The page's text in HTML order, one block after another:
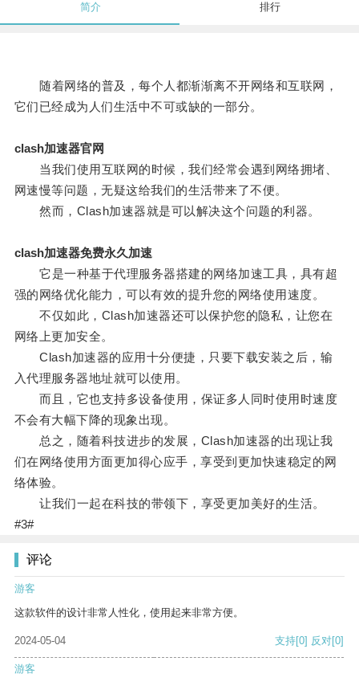
简介 排行
随着网络的普及，每个人都渐渐离不开网络和互联网，
它们已经成为人们生活中不可或缺的一部分。
clash加速器官网
当我们使用互联网的时候，我们经常会遇到网络拥堵、
网速慢等问题，无疑这给我们的生活带来了不便。
然而，Clash加速器就是可以解决这个问题的利器。
clash加速器免费永久加速
它是一种基于代理服务器搭建的网络加速工具，具有超
强的网络优化能力，可以有效的提升您的网络使用速度。
不仅如此，Clash加速器还可以保护您的隐私，让您在
网络上更加安全。
Clash加速器的应用十分便捷，只要下载安装之后，输
入代理服务器地址就可以使用。
而且，它也支持多设备使用，保证多人同时使用时速度
不会有大幅下降的现象出现。
总之，随着科技进步的发展，Clash加速器的出现让我
们在网络使用方面更加得心应手，享受到更加快速稳定的网
络体验。
让我们一起在科技的带领下，享受更加美好的生活。
#3#
评论
游客
这款软件的设计非常人性化，使用起来非常方便。
2024-05-04 支持[0] 反对[0]
游客